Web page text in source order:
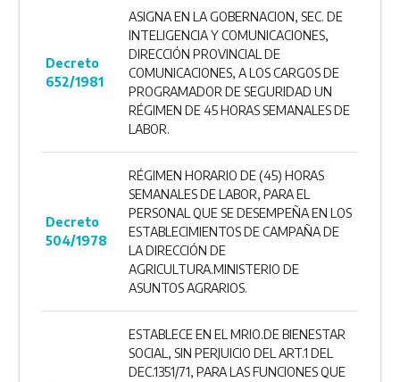
Decreto
652/1981
ASIGNA EN LA GOBERNACION, SEC. DE
INTELIGENCIA Y COMUNICACIONES,
DIRECCIÓN PROVINCIAL DE
COMUNICACIONES, A LOS CARGOS DE
PROGRAMADOR DE SEGURIDAD UN
RÉGIMEN DE 45 HORAS SEMANALES DE
LABOR.
Decreto
504/1978
RÉGIMEN HORARIO DE (45) HORAS
SEMANALES DE LABOR, PARA EL
PERSONAL QUE SE DESEMPEÑA EN LOS
ESTABLECIMIENTOS DE CAMPAÑA DE
LA DIRECCIÓN DE
AGRICULTURA.MINISTERIO DE
ASUNTOS AGRARIOS.
ESTABLECE EN EL MRIO.DE BIENESTAR
SOCIAL, SIN PERJUICIO DEL ART.1 DEL
DEC.1351/71, PARA LAS FUNCIONES QUE